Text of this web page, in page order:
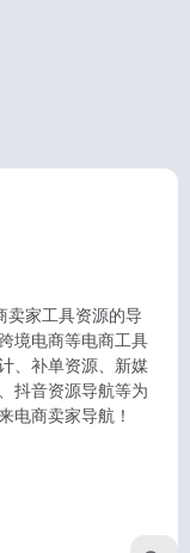
卖家工具资源的导
境电商等电商工具
、补单资源、新媒
抖音资源导航等为
电商卖家导航！